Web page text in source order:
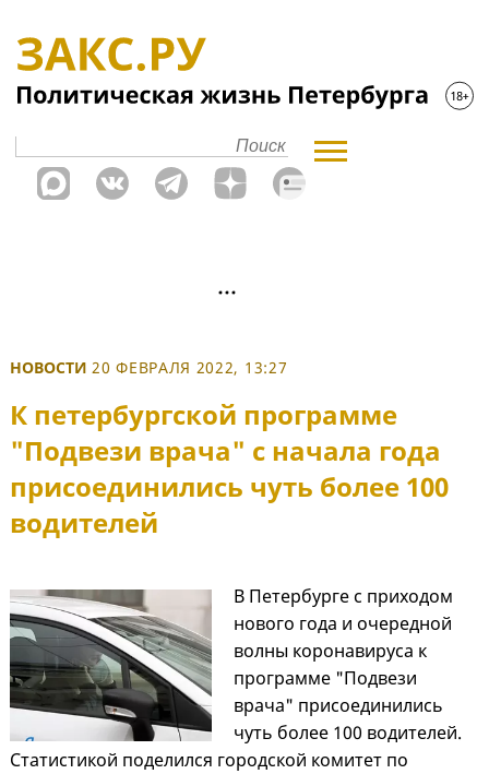
НОВОСТИ 20 ФЕВРАЛЯ 2022, 13:27
К петербургской программе
"Подвези врача" с начала года
присоединились чуть более 100
водителей
В Петербурге с приходом
нового года и очередной
волны коронавируса к
программе "Подвези
врача" присоединились
чуть более 100 водителей.
Статистикой поделился городской комитет по